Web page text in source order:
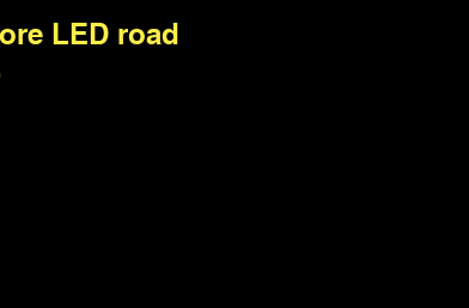
LED road